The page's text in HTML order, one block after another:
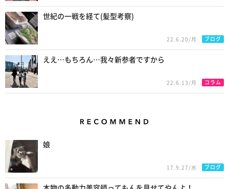
世紀の一戦を経て(髪型考察)
22.6.20/月 ブログ
ええ…もちろん…我々新参者ですから
22.6.13/月 コラム
娘
17.9.27/水 ブログ